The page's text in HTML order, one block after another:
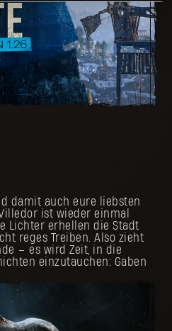
damit auch eure liebsten
ist wieder einmal
Lichter erhellen die Stadt
reges Treiben. Also zieht
– es wird Zeit, in die
einzutauchen: Gaben